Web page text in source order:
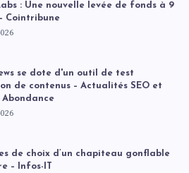
: Une nouvelle levée de fonds à 9
Cointribune
se dote d'un outil de test
de contenus – Actualités SEO et
Abondance
de choix d’un chapiteau gonflable
– Infos-IT